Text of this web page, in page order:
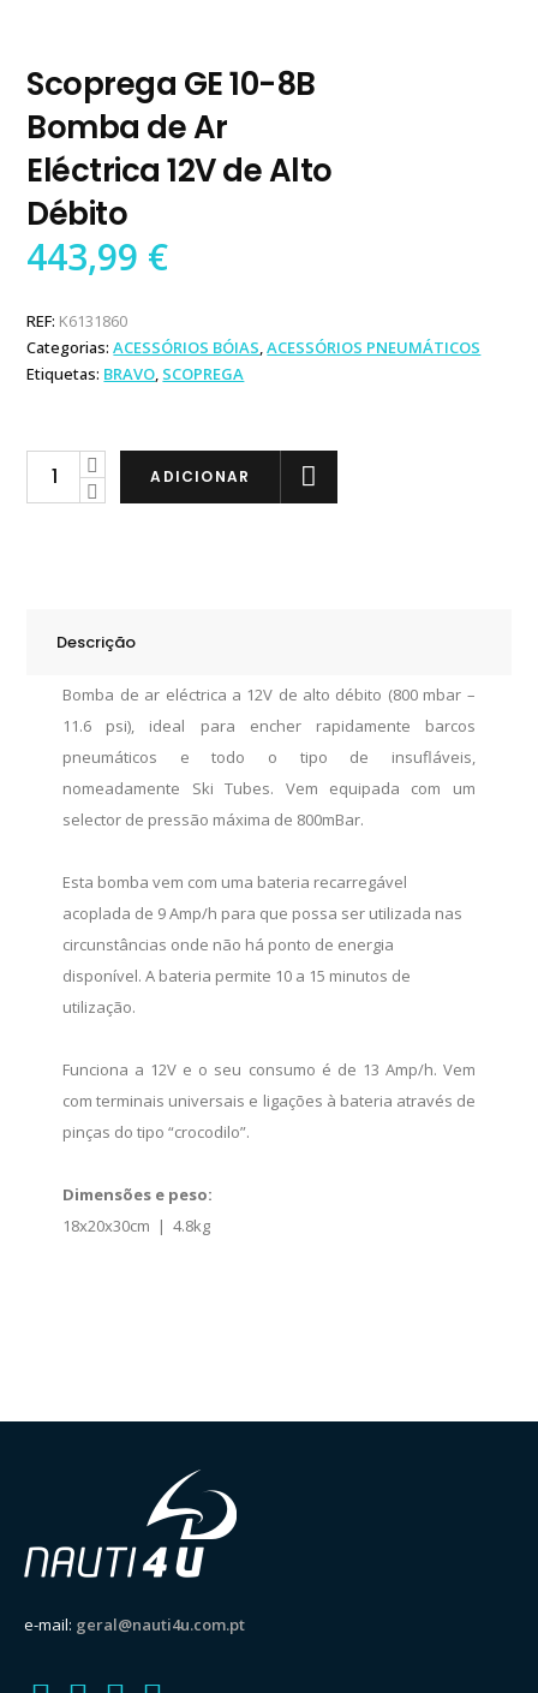
Scoprega GE 10-8B
Bomba de Ar
Eléctrica 12V de Alto
Débito
443,99 €
REF: K6131860
Categorias:ACESSÓRIOS BÓIAS,ACESSÓRIOS PNEUMÁTICOS
Etiquetas: BRAVO, SCOPREGA
Scoprega
ADICIONAR
Descrição
Bomba de ar eléctrica a 12V de alto débito (800 mbar –
11.6 psi), ideal para encher rapidamente barcos
pneumáticos e todo o tipo de insufláveis,
nomeadamente Ski Tubes. Vem equipada com um
selector de pressão máxima de 800mBar.
Esta bomba vem com uma bateria recarregável
acoplada de 9 Amp/h para que possa ser utilizada nas
circunstâncias onde não há ponto de energia
disponível. A bateria permite 10 a 15 minutos de
utilização.
Funciona a 12V e o seu consumo é de 13 Amp/h. Vem
com terminais universais e ligações à bateria através de
pinças do tipo “crocodilo”.
Dimensões e peso:
18x20x30cm | 4.8kg
e-mail: geral@nauti4u.com.pt